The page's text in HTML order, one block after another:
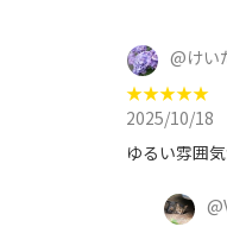
@けい
★★★★★
2025/10/18
ゆるい雰囲
@